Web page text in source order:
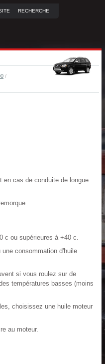
RECHERCHE
/
en cas de conduite de longue
c ou supérieures à +40 c.
consommation d'huile
si vous roulez sur de
températures basses (moins
choisissez une huile moteur
au moteur.